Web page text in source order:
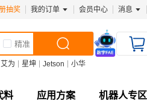
抽奖 我的订单 会员中心 消息
精准
艾为 星坤 Jetson 小华
料 应用方案 机器人专区